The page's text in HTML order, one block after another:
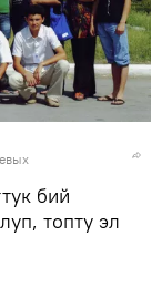
бий
топту эл